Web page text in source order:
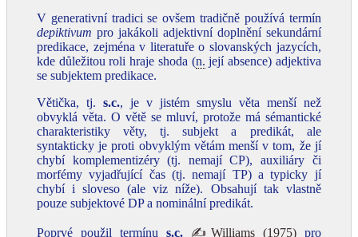
V generativní tradici se ovšem tradičně používá termín
depiktivum pro jakákoli adjektivní doplnění sekundární
predikace, zejména v literatuře o slovanských jazycích,
kde důležitou roli hraje shoda (n. její absence) adjektiva
se subjektem predikace.
Větička, tj. s.c., je v jistém smyslu věta menší než
obvyklá věta. O větě se mluví, protože má sémantické
charakteristiky věty, tj. subjekt a predikát, ale
syntakticky je proti obvyklým větám menší v tom, že jí
chybí komplementizéry (tj. nemají CP), auxiliáry či
morfémy vyjadřující čas (tj. nemají TP) a typicky jí
chybí i sloveso (ale viz níže). Obsahují tak vlastně
pouze subjektové DP a nominální predikát.
Poprvé použil termínu s.c. ✍Williams (1975)pro